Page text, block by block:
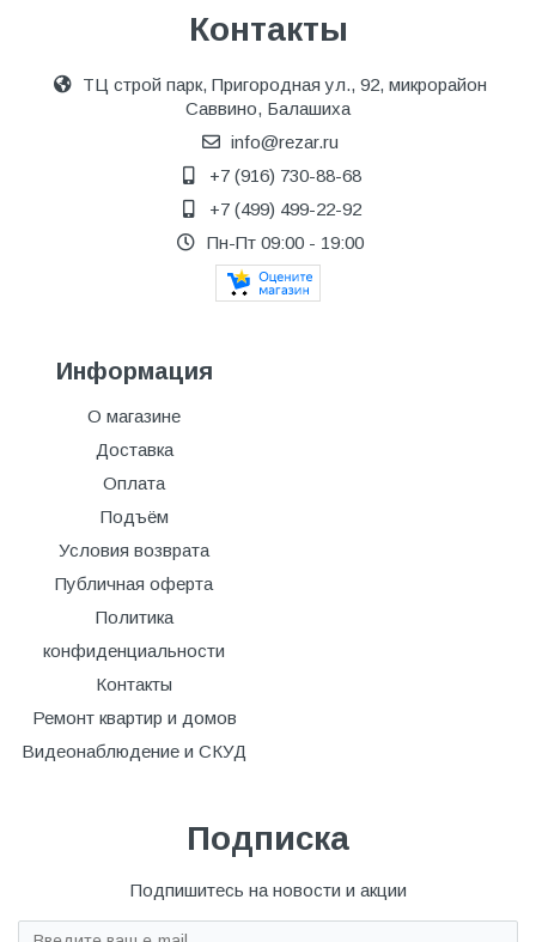
Контакты
ТЦ строй парк, Пригородная ул., 92, микрорайон
Саввино, Балашиха
info@rezar.ru
+7 (916) 730-88-68
+7 (499) 499-22-92
Пн-Пт 09:00 - 19:00
Информация
О магазине
Доставка
Оплата
Подъём
Условия возврата
Публичная оферта
Политика
конфиденциальности
Контакты
Ремонт квартир и домов
Видеонаблюдение и СКУД
Подписка
Подпишитесь на новости и акции